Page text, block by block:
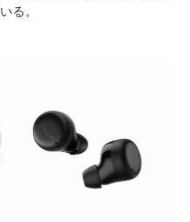
る。